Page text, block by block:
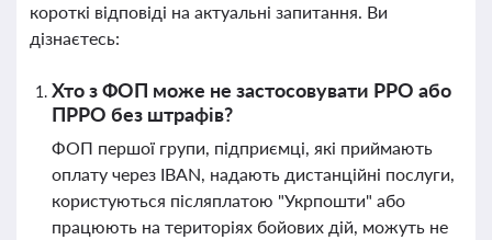
короткі відповіді на актуальні запитання. Ви
дізнаєтесь:
Хто з ФОП може не застосовувати РРО або
ПРРО без штрафів?
ФОП першої групи, підприємці, які приймають
оплату через IBAN, надають дистанційні послуги,
користуються післяплатою "Укрпошти" або
працюють на територіях бойових дій, можуть не